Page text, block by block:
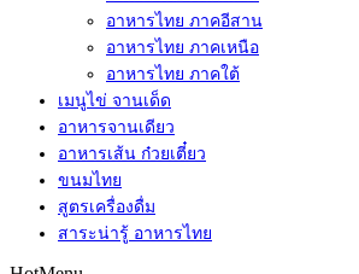
อาหารไทย ภาคอีสาน
อาหารไทย ภาคเหนือ
อาหารไทย ภาคใต้
เมนูไข่ จานเด็ด
อาหารจานเดียว
อาหารเส้น ก๋วยเตี๋ยว
ขนมไทย
สูตรเครื่องดื่ม
สาระน่ารู้ อาหารไทย